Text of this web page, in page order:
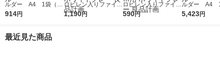
ルダー A4 1袋（10
0枚） スタンダー
914円
ロピレン入りファイル
ボックススタンダード
1,190円
ロピレン入りファイル
ボックススタンダード
590円
ルダー A4
0枚） スタ
5,423円
最近見た商品